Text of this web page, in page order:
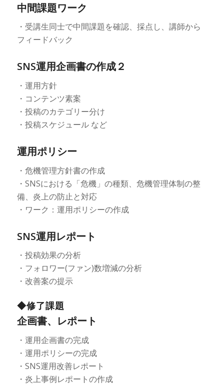
中間課題ワーク
・受講生同士で中間課題を確認、採点し、講師から
フィードバック
SNS運用企画書の作成２
・運用方針
・コンテンツ素案
・投稿のカテゴリー分け
・投稿スケジュール など
運用ポリシー
・危機管理方針書の作成
・SNSにおける「危機」の種類、危機管理体制の整
備、炎上の防止と対応
・ワーク：運用ポリシーの作成
SNS運用レポート
・投稿効果の分析
・フォロワー(ファン)数増減の分析
・改善案の提示
◆修了課題
企画書、レポート
・運用企画書の完成
・運用ポリシーの完成
・SNS運用改善レポート
・炎上事例レポートの作成